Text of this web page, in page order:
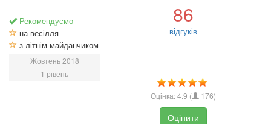
Рекомендуємо
на весілля
з літнім майданчиком
Жовтень 2018
1 рівень
86
відгуків
Оцінка:4.9 ( 176)
Оцінити